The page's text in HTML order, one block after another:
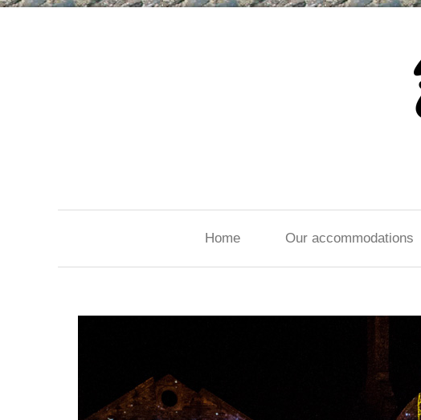
Home Our accommodations